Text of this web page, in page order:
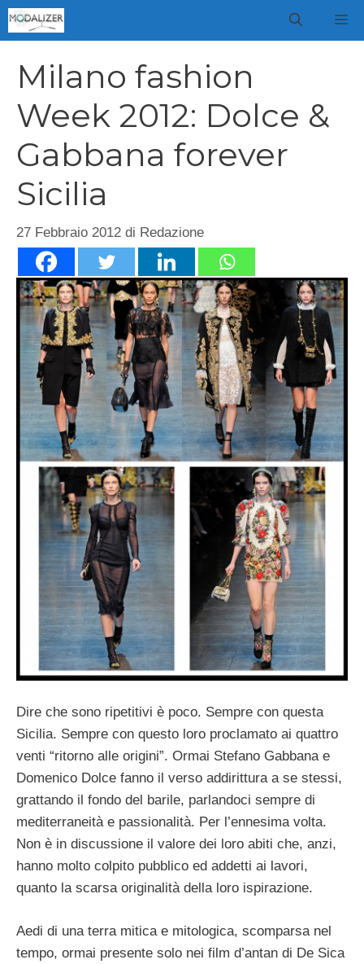
Vai
al
Milano fashion
Week 2012: Dolce &
Gabbana forever
Sicilia
27 Febbraio 2012 di Redazione
Dire che sono ripetitivi è poco. Sempre con questa
Sicilia. Sempre con questo loro proclamato ai quattro
venti “ritorno alle origini”. Ormai Stefano Gabbana e
Domenico Dolce fanno il verso addirittura a se stessi,
grattando il fondo del barile, parlandoci sempre di
mediterraneità e passionalità. Per l’ennesima volta.
Non è in discussione il valore dei loro abiti che, anzi,
hanno molto colpito pubblico ed addetti ai lavori,
quanto la scarsa originalità della loro ispirazione.
Aedi di una terra mitica e mitologica, scomparsa nel
tempo, ormai presente solo nei film d’antan di De Sica